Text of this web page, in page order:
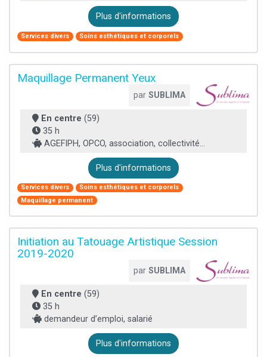
Plus d'informations
Services divers Soins esthétiques et corporels
Maquillage Permanent Yeux
par SUBLIMA
En centre (59)
35 h
AGEFIPH, OPCO, association, collectivité...
Plus d'informations
Services divers
Soins esthétiques et corporels
Maquillage permanent
Initiation au Tatouage Artistique Session
2019-2020
par SUBLIMA
En centre (59)
35 h
demandeur d’emploi, salarié
Plus d'informations